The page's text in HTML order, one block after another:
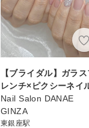
【ブライダル】ガラス
レンチ×ピクシーネイ
Nail Salon DANAE
GINZA
東銀座駅